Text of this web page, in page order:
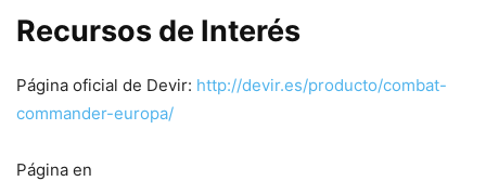
Recursos de Interés
Página oficial de Devir: http://devir.es/producto/combat-
commander-europa/
Página en